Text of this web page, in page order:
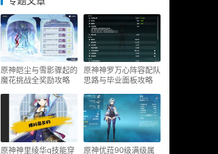
原神皑尘与雪影骤起的
魔花挑战全奖励攻略
原神神罗万心阵容配队
思路与毕业面板攻略
原神神里绫华q技能穿
原神优菈90级满级属